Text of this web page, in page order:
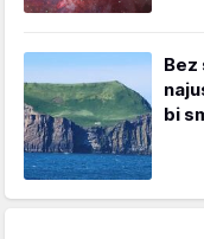
Bez
bi